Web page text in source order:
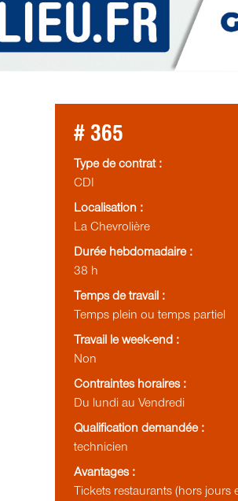
# 365
Type de contrat :
CDI
Localisation :
La Chevrolière
Durée hebdomadaire :
38 h
Temps de travail :
Temps plein ou temps partiel
Travail le week-end :
Non
Contraintes horaires :
Du lundi au Vendredi
Qualification demandée :
technicien
Avantages :
Tickets restaurants (hors jours